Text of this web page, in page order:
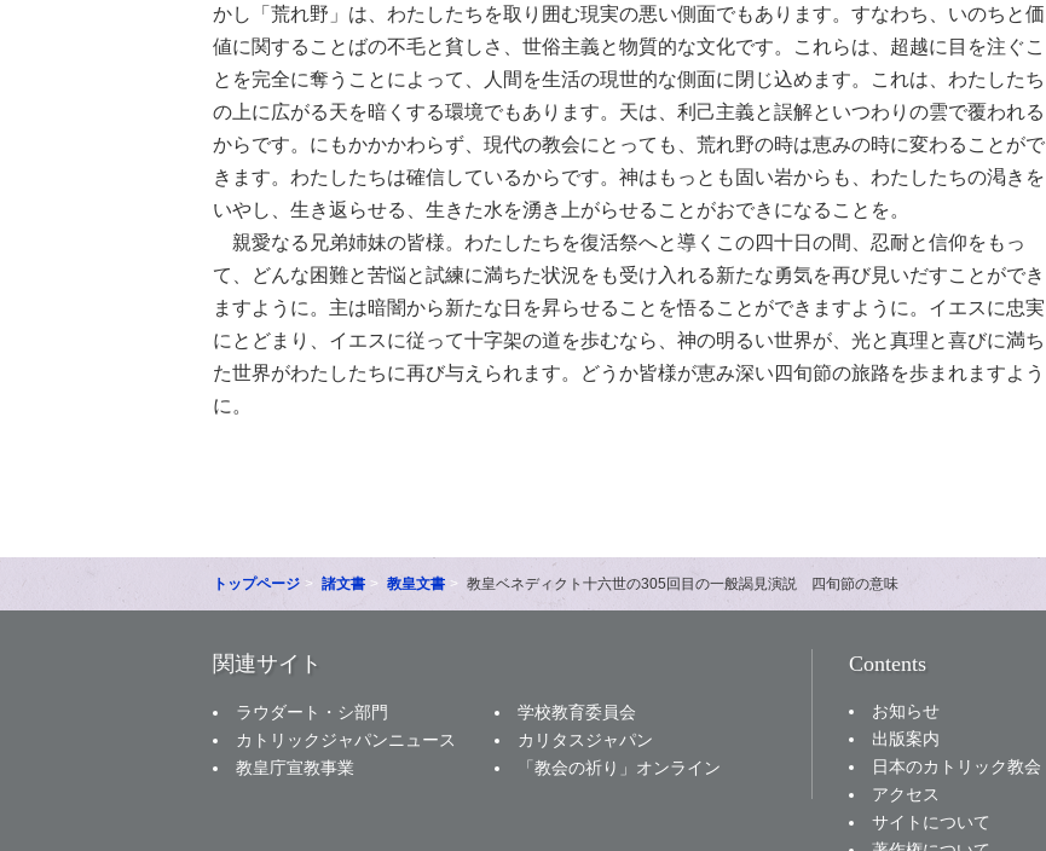
かし「荒れ野」は、わたしたちを取り囲む現実の悪い側面でもあります。すなわち、いのちと価
値に関することばの不毛と貧しさ、世俗主義と物質的な文化です。これらは、超越に目を注ぐこ
とを完全に奪うことによって、人間を生活の現世的な側面に閉じ込めます。これは、わたしたち
の上に広がる天を暗くする環境でもあります。天は、利己主義と誤解といつわりの雲で覆われる
からです。にもかかかわらず、現代の教会にとっても、荒れ野の時は恵みの時に変わることがで
きます。わたしたちは確信しているからです。神はもっとも固い岩からも、わたしたちの渇きを
いやし、生き返らせる、生きた水を湧き上がらせることがおできになることを。
親愛なる兄弟姉妹の皆様。わたしたちを復活祭へと導くこの四十日の間、忍耐と信仰をもっ
て、どんな困難と苦悩と試練に満ちた状況をも受け入れる新たな勇気を再び見いだすことができ
ますように。主は暗闇から新たな日を昇らせることを悟ることができますように。イエスに忠実
にとどまり、イエスに従って十字架の道を歩むなら、神の明るい世界が、光と真理と喜びに満ち
た世界がわたしたちに再び与えられます。どうか皆様が恵み深い四旬節の旅路を歩まれますよう
に。
トップページ 諸文書 教皇文書 教皇ベネディクト十六世の305回目の一般謁見演説 四旬節の意味
関連サイト
ラウダート・シ部門
学校教育委員会
カトリックジャパンニュース
カリタスジャパン
教皇庁宣教事業
「教会の祈り」オンライン
Contents
お知らせ
出版案内
日本のカトリック教会
アクセス
サイトについて